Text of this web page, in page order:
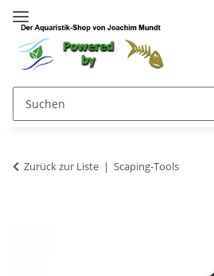
Zurück zur Liste Scaping-Tools